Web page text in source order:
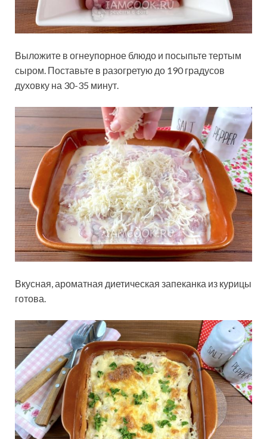
Выложите в огнеупорное блюдо и посыпьте тертым
сыром. Поставьте в разогретую до 190 градусов
духовку на 30-35 минут.
Вкусная, ароматная диетическая запеканка из курицы
готова.